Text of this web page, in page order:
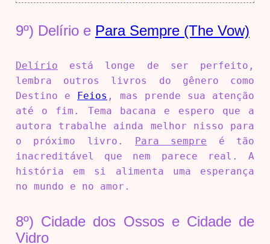
9º) Delírio e Para Sempre (The Vow)
Delírio está longe de ser perfeito,
lembra outros livros do gênero como
Destino e Feios , mas prende sua atenção
até o fim. Tema bacana e espero que a
autora trabalhe ainda melhor nisso para
o próximo livro. Para sempre é tão
inacreditável que nem parece real. A
história em si alimenta uma esperança
no mundo e no amor.
8º) Cidade dos Ossos e Cidade de
Vidro